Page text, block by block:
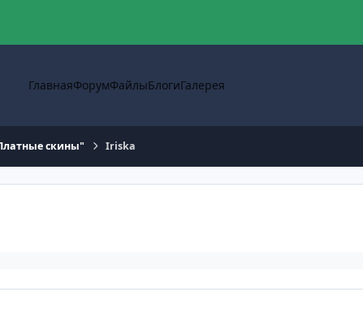
ГлавнаяФорумФайлыБлогиГалерея
скины" Iriska